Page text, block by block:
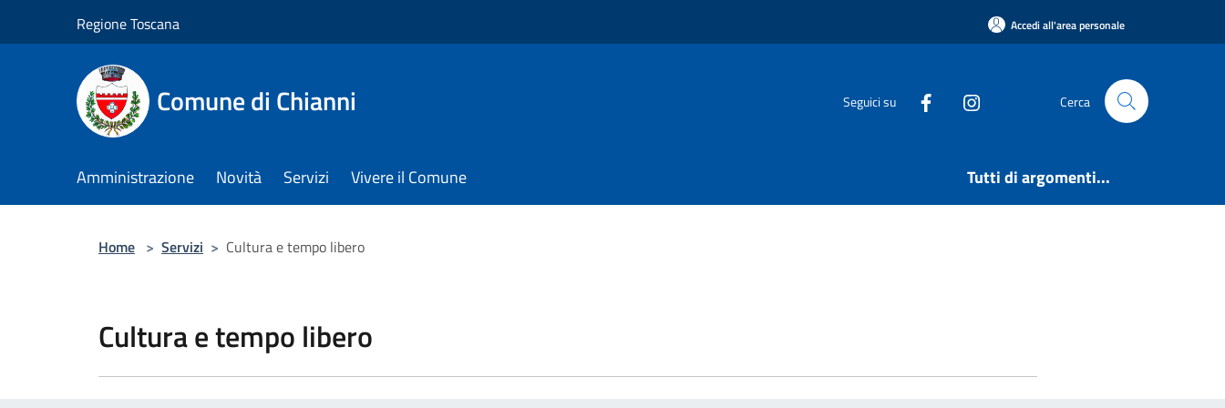
Regione Toscana Accedi all'area personale
Comune di Chianni Seguici su Cerca
Amministrazione Novità Servizi Vivere il Comune Tutti di argomenti...
Home > Servizi > Cultura e tempo libero
Cultura e tempo libero